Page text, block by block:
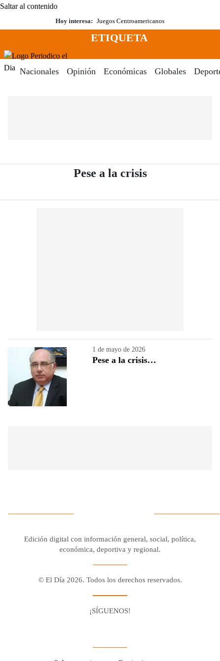
Saltar al contenido
Hoy interesa: Juegos Centroamericanos
Menú
ETIQUETA
Nacionales Opinión Económicas Globales
Pese a la crisis- Periódico
1 de mayo de 2026
Pese a la crisis…
Edición digital con información general, social, política,
económica, deportiva y regional.
© El Día 2026. Todos los derechos reservados.
¡SÍGUENOS!